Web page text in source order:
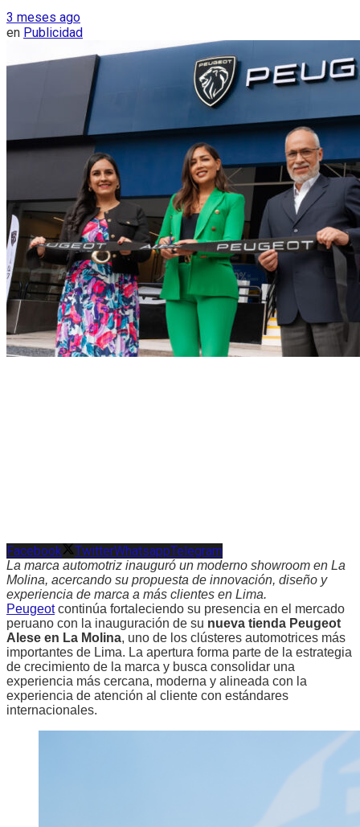
3 meses ago
en Publicidad
Facebook TwitterWhatsappTelegram
La marca automotriz inauguró un moderno showroom en La
Molina, acercando su propuesta de innovación, diseño y
experiencia de marca a más clientes en Lima.
Peugeotcontinúa fortaleciendo su presencia en el mercado
peruano con la inauguración de su nueva tienda Peugeot
Alese en La Molina, uno de los clústeres automotrices más
importantes de Lima. La apertura forma parte de la estrategia
de crecimiento de la marca y busca consolidar una
experiencia más cercana, moderna y alineada con la
experiencia de atención al cliente con estándares
internacionales.